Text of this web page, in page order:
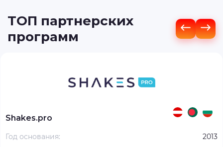
ТОП партнерских
программ
Shakes.pro
Год основания: 2013